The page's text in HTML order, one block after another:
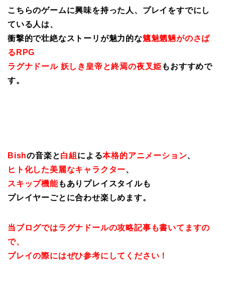
こちらのゲームに興味を持った人、プレイをすでにし
ている人は、
衝撃的で壮絶なストーリが魅力的な魑魅魍魎がのさば
るRPG
ラグナドール 妖しき皇帝と終焉の夜叉姫 もおすすめで
す。
Bishの音楽と白組 による本格的アニメーション、
ヒト化した美麗なキャラクター、
スキップ機能もありプレイスタイルも
プレイヤーごとに合わせ楽しめます。
当ブログではラグナドールの攻略記事も書いてますの
で、
プレイの際にはぜひ参考にしてください！